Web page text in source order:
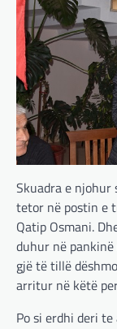
Skuadra e njohur
tetor në postin e
Qatip Osmani.
duhur në
gjë të tillë
arritur në këtë
Po si erdhi deri